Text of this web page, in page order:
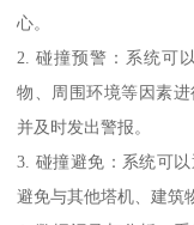
心。
2. 碰撞预警：系统可
物、周围环境等因素
并及时发出警报。
3. 碰撞避免：系统可
避免与其他塔机、建筑